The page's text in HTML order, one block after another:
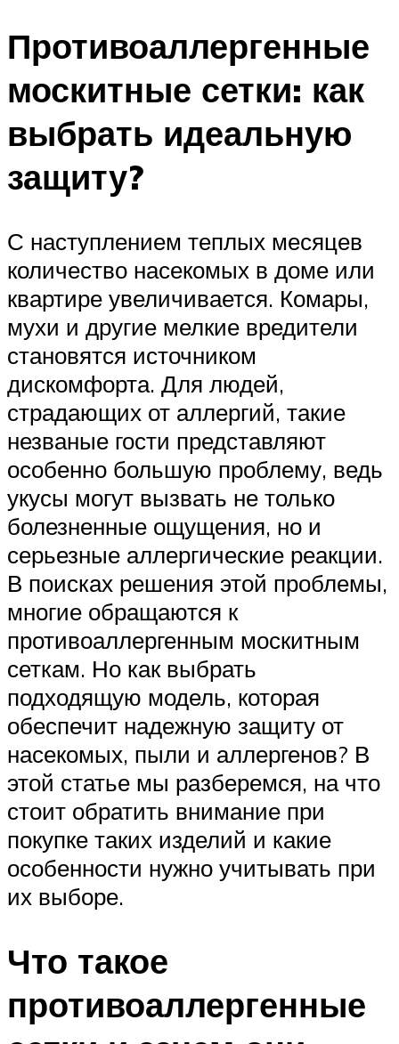
Противоаллергенные
москитные сетки: как
выбрать идеальную
защиту?
С наступлением теплых месяцев
количество насекомых в доме или
квартире увеличивается. Комары,
мухи и другие мелкие вредители
становятся источником
дискомфорта. Для людей,
страдающих от аллергий, такие
незваные гости представляют
особенно большую проблему, ведь
укусы могут вызвать не только
болезненные ощущения, но и
серьезные аллергические реакции.
В поисках решения этой проблемы,
многие обращаются к
противоаллергенным москитным
сеткам. Но как выбрать
подходящую модель, которая
обеспечит надежную защиту от
насекомых, пыли и аллергенов? В
этой статье мы разберемся, на что
стоит обратить внимание при
покупке таких изделий и какие
особенности нужно учитывать при
их выборе.
Что такое
противоаллергенные